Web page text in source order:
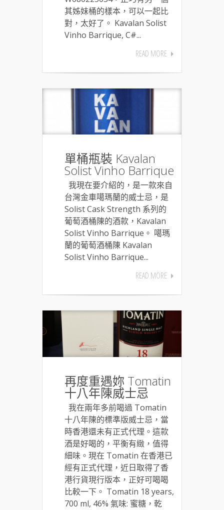
其姊妹桶的樣本，可以一起比
對，太好了。 Kavalan Solist
Vinho Barrique, C#...
READ MORE
單桶瓶裝 Kavalan
Solist Vinho Barrique
我現在要介紹的，是一款來自
台灣金車噶瑪蘭的威士忌，是
Solist Cask Strength 系列的
葡萄酒桶陳的酒款，Kavalan
Solist Vinho Barrique。 噶瑪
蘭的葡萄酒桶陳 Kavalan
Solist Vinho Barrique...
READ MORE
再度重遇妳 Tomatin
十八年陳威士忌
我在兩年多前喝過 Tomatin
十八年陳的標準版威士忌，當
時香港還未有正式代理。這款
酒是好喝的，平衡有緻，值得
細味。現在 Tomatin 在香港已
經有正式代理，近日取得了香
港行貨現行版本，正好可喝喝
比較一下。 Tomatin 18 years,
700 ml, 46% 氣味: 蜜糖，乾